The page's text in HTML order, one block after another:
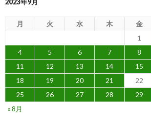
2023年9月
月 火 水 木 金
1
4
5 6 7 8
11
12 13 14 15
18
19 20 21 22
25
26 27 28 29
« 8月